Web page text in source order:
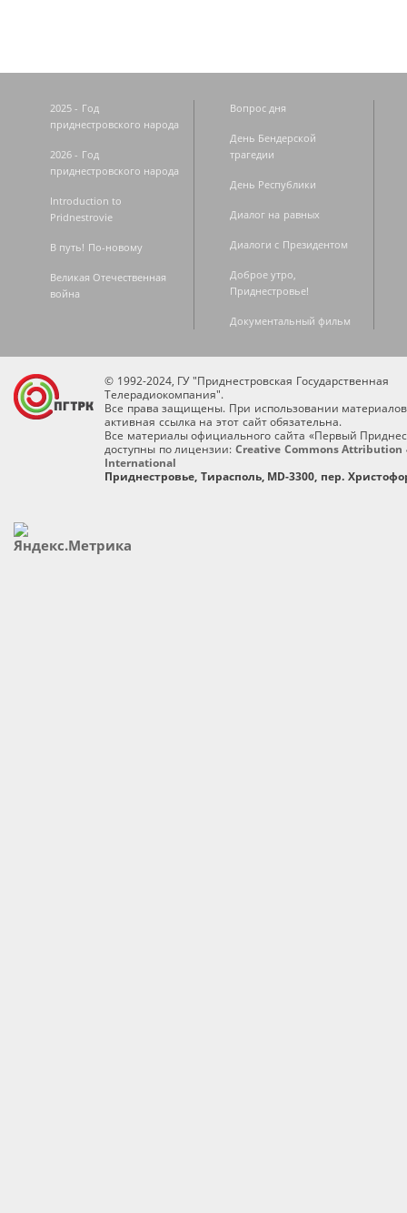
2025 - Год
приднестровского народа
2026 - Год
приднестровского народа
Introduction to
Pridnestrovie
В путь! По-новому
Великая Отечественная
война
Вопрос дня
День Бендерской
трагедии
День Республики
Диалог на равных
Диалоги с Президентом
Доброе утро,
Приднестровье!
Документальный фильм
© 1992-2024, ГУ "Приднестровская Государственная
Телерадиокомпания".
Все права защищены. При использовании
активная ссылка на этот сайт обязательна.
Все материалы официального сайта «Первый
доступны по лицензии: Creative Commons Attribution
International
Приднестровье, Тирасполь, MD-3300, пер.